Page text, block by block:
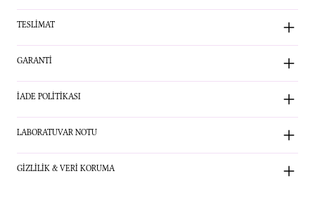
TESLİMAT
GARANTİ
İADE POLİTİKASI
LABORATUVAR NOTU
GİZLİLİK & VERİ KORUMA